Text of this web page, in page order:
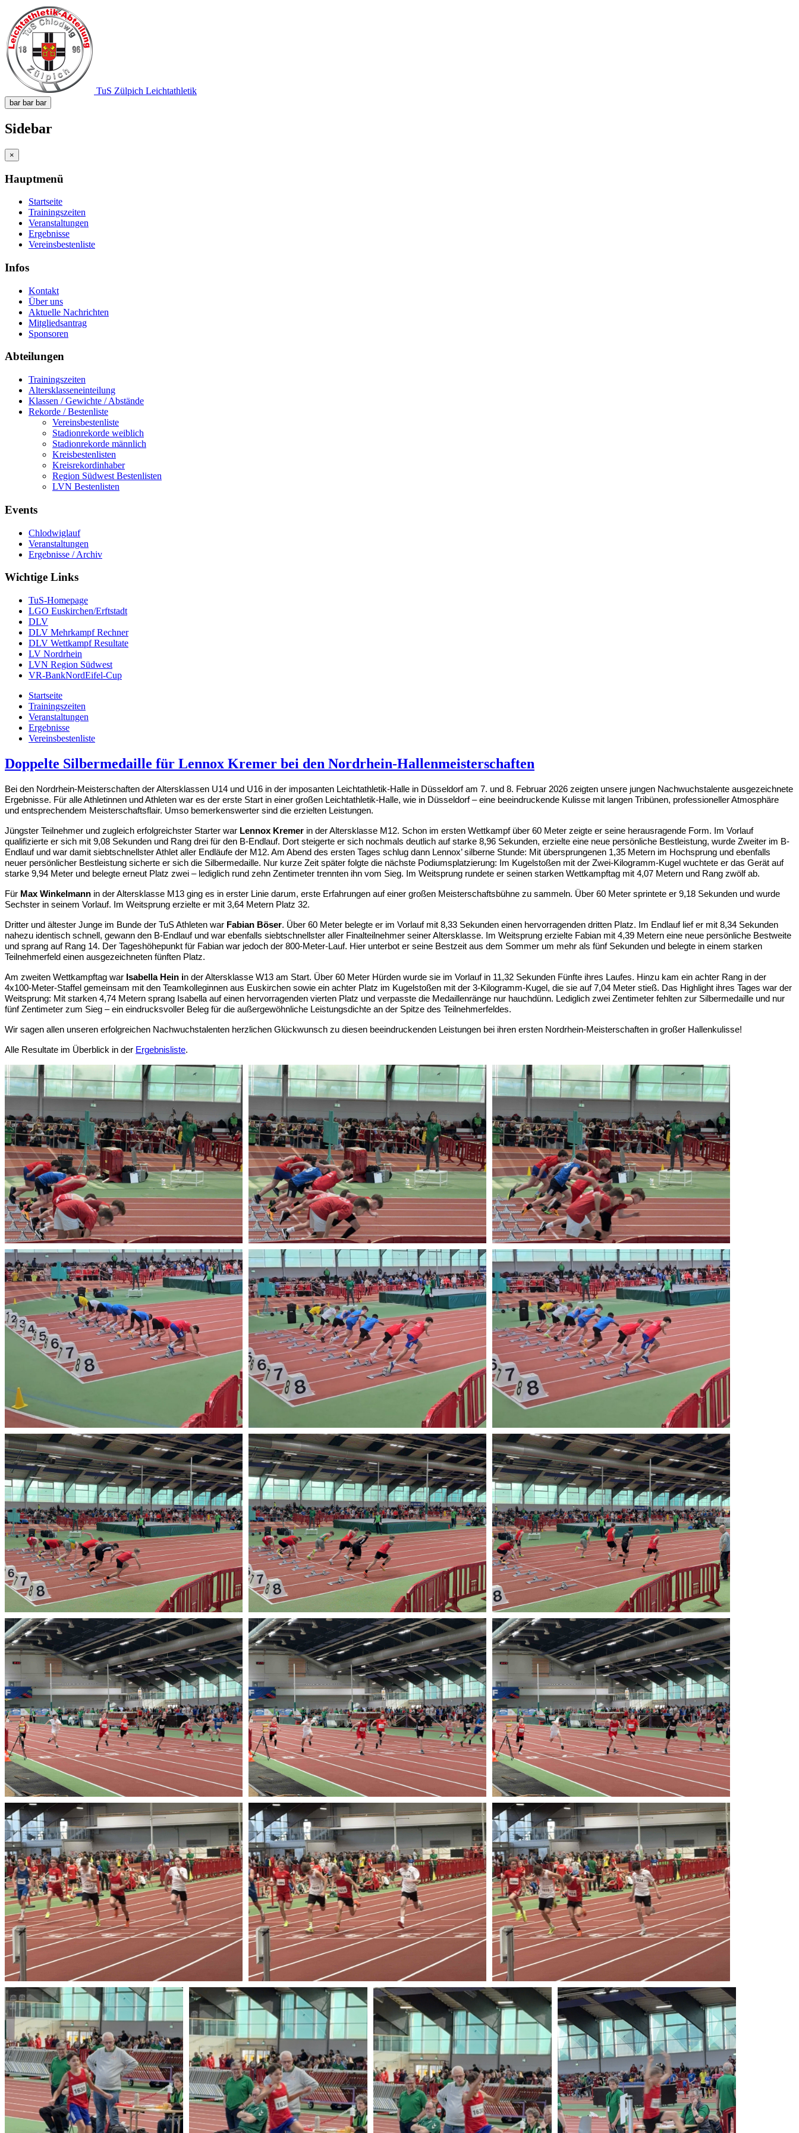
TuS Zülpich Leichtathletik
bar bar bar
Sidebar
×
Hauptmenü
Startseite
Trainingszeiten
Veranstaltungen
Ergebnisse
Vereinsbestenliste
Infos
Kontakt
Über uns
Aktuelle Nachrichten
Mitgliedsantrag
Sponsoren
Abteilungen
Trainingszeiten
Altersklasseneinteilung
Klassen / Gewichte / Abstände
Rekorde / Bestenliste
Vereinsbestenliste
Stadionrekorde weiblich
Stadionrekorde männlich
Kreisbestenlisten
Kreisrekordinhaber
Region Südwest Bestenlisten
LVN Bestenlisten
Events
Chlodwiglauf
Veranstaltungen
Ergebnisse / Archiv
Wichtige Links
TuS-Homepage
LGO Euskirchen/Erftstadt
DLV
DLV Mehrkampf Rechner
DLV Wettkampf Resultate
LV Nordrhein
LVN Region Südwest
VR-BankNordEifel-Cup
Startseite
Trainingszeiten
Veranstaltungen
Ergebnisse
Vereinsbestenliste
Doppelte Silbermedaille für Lennox Kremer bei den Nordrhein-Hallenmeisterschaften
Bei den Nordrhein-Meisterschaften der Altersklassen U14 und U16 in der imposanten Leichtathletik-Halle in Düsseldorf am 7. und 8. Februar 2026 zeigten unsere jungen Nachwuchstalente ausgezeichnete
Ergebnisse. Für alle Athletinnen und Athleten war es der erste Start in einer großen Leichtathletik-Halle, wie in Düsseldorf – eine beeindruckende Kulisse mit langen Tribünen, professioneller Atmosphäre
und entsprechendem Meisterschaftsflair. Umso bemerkenswerter sind die erzielten Leistungen.
Jüngster Teilnehmer und zugleich erfolgreichster Starter war Lennox Kremer in der Altersklasse M12. Schon im ersten Wettkampf über 60 Meter zeigte er seine herausragende Form. Im Vorlauf
qualifizierte er sich mit 9,08 Sekunden und Rang drei für den B-Endlauf. Dort steigerte er sich nochmals deutlich auf starke 8,96 Sekunden, erzielte eine neue persönliche Bestleistung, wurde Zweiter im B-
Endlauf und war damit siebtschnellster Athlet aller Endläufe der M12. Am Abend des ersten Tages schlug dann Lennox’ silberne Stunde: Mit übersprungenen 1,35 Metern im Hochsprung und ebenfalls
neuer persönlicher Bestleistung sicherte er sich die Silbermedaille. Nur kurze Zeit später folgte die nächste Podiumsplatzierung: Im Kugelstoßen mit der Zwei-Kilogramm-Kugel wuchtete er das Gerät auf
starke 9,94 Meter und belegte erneut Platz zwei – lediglich rund zehn Zentimeter trennten ihn vom Sieg. Im Weitsprung rundete er seinen starken Wettkampftag mit 4,07 Metern und Rang zwölf ab.
Für Max Winkelmann in der Altersklasse M13 ging es in erster Linie darum, erste Erfahrungen auf einer großen Meisterschaftsbühne zu sammeln. Über 60 Meter sprintete er 9,18 Sekunden und wurde
Sechster in seinem Vorlauf. Im Weitsprung erzielte er mit 3,64 Metern Platz 32.
Dritter und ältester Junge im Bunde der TuS Athleten war Fabian Böser. Über 60 Meter belegte er im Vorlauf mit 8,33 Sekunden einen hervorragenden dritten Platz. Im Endlauf lief er mit 8,34 Sekunden
nahezu identisch schnell, gewann den B-Endlauf und war ebenfalls siebtschnellster aller Finalteilnehmer seiner Altersklasse. Im Weitsprung erzielte Fabian mit 4,39 Metern eine neue persönliche Bestweite
und sprang auf Rang 14. Der Tageshöhepunkt für Fabian war jedoch der 800-Meter-Lauf. Hier unterbot er seine Bestzeit aus dem Sommer um mehr als fünf Sekunden und belegte in einem starken
Teilnehmerfeld einen ausgezeichneten fünften Platz.
Am zweiten Wettkampftag war Isabella Hein in der Altersklasse W13 am Start. Über 60 Meter Hürden wurde sie im Vorlauf in 11,32 Sekunden Fünfte ihres Laufes. Hinzu kam ein achter Rang in der
4x100-Meter-Staffel gemeinsam mit den Teamkolleginnen aus Euskirchen sowie ein achter Platz im Kugelstoßen mit der 3-Kilogramm-Kugel, die sie auf 7,04 Meter stieß. Das Highlight ihres Tages war der
Weitsprung: Mit starken 4,74 Metern sprang Isabella auf einen hervorragenden vierten Platz und verpasste die Medaillenränge nur hauchdünn. Lediglich zwei Zentimeter fehlten zur Silbermedaille und nur
fünf Zentimeter zum Sieg – ein eindrucksvoller Beleg für die außergewöhnliche Leistungsdichte an der Spitze des Teilnehmerfeldes.
Wir sagen allen unseren erfolgreichen Nachwuchstalenten herzlichen Glückwunsch zu diesen beeindruckenden Leistungen bei ihren ersten Nordrhein-Meisterschaften in großer Hallenkulisse!
Alle Resultate im Überblick in der Ergebnisliste.